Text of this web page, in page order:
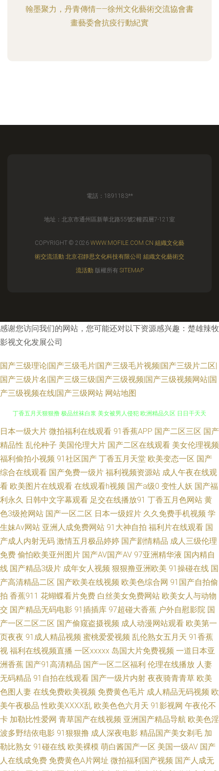
翰墨聚力，丹青傳情——徐州文化藝術交流協會書
畫藝委會抗疫行動紀實
電話：1891183**
地址：北京市通州區新華北路55號2幢四層7-121室
COPYRIGHT © 2026 WWW.MOFILE.COM.CN 組織文化藝
術交流活動 北京召靜思文化科技有限公司 組織文化藝術交
流活動版權所有 SITEMAP
感谢您访问我们的网站，您可能还对以下资源感兴趣：楚雄辣牧
影视文化发展公司
国产三级理论|国产三级毛片|国产三级毛片视频|国产三级片二区|
国产三级片名|国产三级三级|国产三级视频|国产三级视频网站|国
产三级视频在线|国产三级网站 网站地图
精品aa在线直播 国产剧情三区 91白虎 肏屄网导航 成人91蜜桃臀 成人看片
丁香五月天狠狠撸 极品丝袜白浆 美女被男人侵犯 欧洲精品久区 日日干天天
日 在线豆花黑料9 91精品亚洲 97超碰碰碰 97在线免费视频 超碰97极品9 国
产91小青蛙 激情图区 欧美日韩在线旡码 日本精品色色 日韩欧美中字 岛国成
人在线 国产视频第69页 激情综合五 美女91网站黑丝 一区二区机械 精品国产
久 老司机福利影院 男人天堂的狠狠干 人妖狼人另类 日韩人妻无码破解 婷婷
人妖 日本东京热色综合 日韩福利网站 五月丁香婷婷天堂 亚州日韩视频 91超
碰丁香 91色人妻 91日韩在线观看 99啪啪热 www日本 国内自拍视频95 极品
在线二区国产 美女操B黄色 欧美后入 日本女V素人妻 午夜福利A片官网 制服
丝袜做爱 avav制服丝袜 成人电影AV 国产精品香蕉国产 九一小视频 欧美成年
视频 欧美无砖砖区 欧日不卡 日本呀V在线观看 三级文学天堂 亚洲喷水在线
在线色图 91官方网页免费 97超碰福利导航 av情色导航 成人另类免费视频 韩
国AV在线青青 玖玖爽A 欧美成人官网 日韩色图资源 香蕉视频下载链接 91在
日本一级大片 微拍福利在线观看 91香蕉APP 国产二区三区 国产
精品性 乱伦种子 美国伦理大片 国产二区在线观看 美女伦理视频
福利偷拍小视频 91社区国产 丁香五月天堂 欧美变态一区 国产
综合在线观看 国产免费一级片 福利视频资源站 成人午夜在线观
看 欧美图片在线观看 在线观看h视频 国产a级0 变性人妖 国产福
利永久 日韩中文字幕观看 足交在线播放91 丁香五月色网站 黄
色3级抢网站 国产一区二区 日本一级婬片 久久免费手机视频 学
生妹Av网站 亚洲人成免费网站 91大神自拍 福利片在线观看 国
产成人内射无码 激情五月极品婷婷 国产剧情精品 成人三级伦理
免费 偷怕欧美亚州图片 国产AV国产AV 97亚洲精华液 国内精自
线 国产精品3级片 成年女人视频 狠狠撸亚洲欧美 91操碰在线 国
产高清精品二区 国产欧美在线视频 欧美色综合网 91国产自拍偷
拍 香蕉911 花蝴蝶看片免费 白丝美女免费网站 欧美女人与动物
交 国产精品无码电影 91插插库 97超碰大香蕉 户外自慰影院 国
产一区二区二区 国产偷窥盗摄视频 成人动漫网站观看 欧美第一
页夜夜 91成人精品视频 蜜桃爱爱视频 乱伦熟女五月天 91香蕉
视 福利在线视频直播 一区xxxxx 岛国大片免费视频 一道日本亚
洲香蕉 国产91高清精品 国产一区二区福利 伦理在线播放 人妻
无码精品 91自拍在线观看 国产一级片内射 夜夜骑青青草 欧美
色图人妻 在线免费欧美视频 免费黄色毛片 成人精品无码视频 欧
美午夜极品 性欧美ⅩⅩⅩⅩ乱 欧美色色六月天 91影视网 午夜伦不
卡 加勒比性爱网 青草国产在线视频 亚洲国产精品导航 欧美色淫
波多野结依电影 91狠狠撸 成人深夜电影 精品国产美女剃毛 加
勒比熟女 91碰在线 欧美裸模 萌白酱国产一区 美国一级AV 国产
人在线成免费 免费黄色A片网址 微拍福利国产视频 国产人成无